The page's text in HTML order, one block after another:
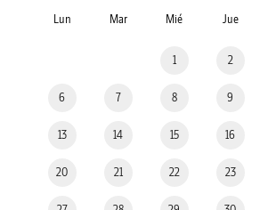
Lun Mar Mié Jue
1 2
6 7 8 9
13 14 15 16
20 21 22 23